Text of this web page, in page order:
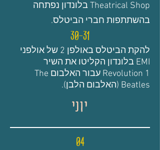
Theatrical Shop בלונדון נפתחה
בהשתתפות חברי הביטלס.
30-31
להקת הביטלס באולפן 2 של אולפני
EMI בלונדון הקליטו את השיר
Revolution 1 עבור האלבום The
Beatles (האלבום הלבן).
יוני
04